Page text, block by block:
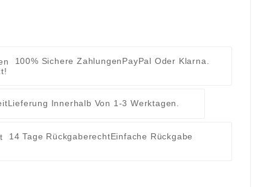
100% Sichere ZahlungenPayPal Oder Klarna.
Lieferung Innerhalb Von 1-3 Werktagen.
14 Tage RückgaberechtEinfache Rückgabe